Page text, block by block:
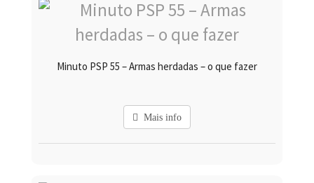
Minuto PSP 55 – Armas herdadas – o que fazer
Mais info